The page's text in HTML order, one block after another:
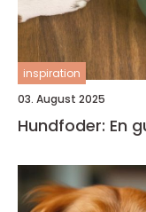
inspiration
03. August 2025
Hundfoder: En